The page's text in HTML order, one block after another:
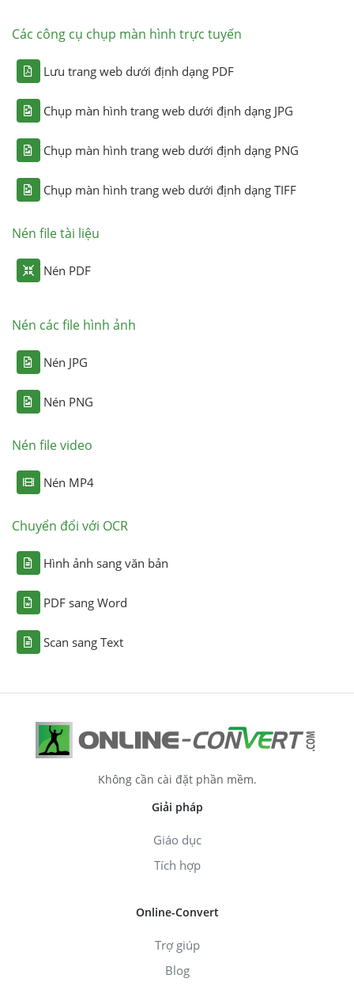
Các công cụ chụp màn hình trực tuyến
Lưu trang web dưới định dạng PDF
Chụp màn hình trang web dưới định dạng JPG
Chụp màn hình trang web dưới định dạng PNG
Chụp màn hình trang web dưới định dạng TIFF
Nén file tài liệu
Nén PDF
Nén các file hình ảnh
Nén JPG
Nén PNG
Nén file video
Nén MP4
Chuyển đổi với OCR
Hình ảnh sang văn bản
PDF sang Word
Scan sang Text
Không cần cài đặt phần mềm.
Giải pháp
Giáo dục
Tích hợp
Online-Convert
Trợ giúp
Blog